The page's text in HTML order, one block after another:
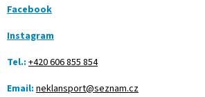
Facebook
Instagram
Tel.: +420 606 855 854
Email: neklansport@seznam.cz